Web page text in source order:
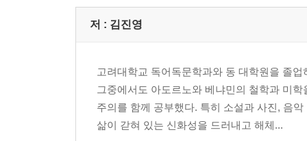
저 : 김진영
고려대학교 독어독문학과와 동 대학원을 졸
그중에서도 아도르노와 베냐민의 철학과 미
주의를 함께 공부했다. 특히 소설과 사진, 음
삶이 갇혀 있는 신화성을 드러내고 해체...